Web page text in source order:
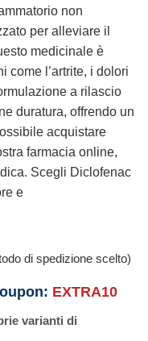
non
per alleviare il
medicinale è
come l’artrite, i dolori
a rilascio
duratura, offrendo un
acquistare
farmacia online,
Scegli Diclofenac
e
di spedizione scelto)
EXTRA10
varianti di